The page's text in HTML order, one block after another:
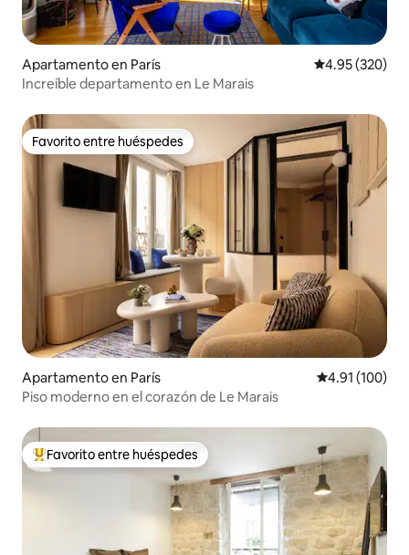
Apartamento en París Calificación
4.95 (320)
Increíble departamento en Le Marais
Favorito entre huéspedes
Favorito entre huéspedes
Apartamento en París Calificación
4.91 (100)
Piso moderno en el corazón de Le Marais
Favorito entre huéspedes preferido
Favorito entre huéspedes